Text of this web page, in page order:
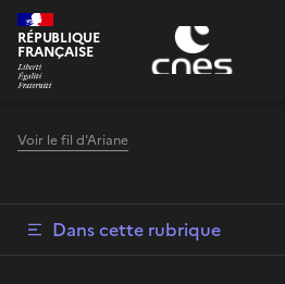
Panneau de gestion des cookies
RÉPUBLIQUE
FRANÇAISE
Voir le fil d'Ariane
Dans cette rubrique